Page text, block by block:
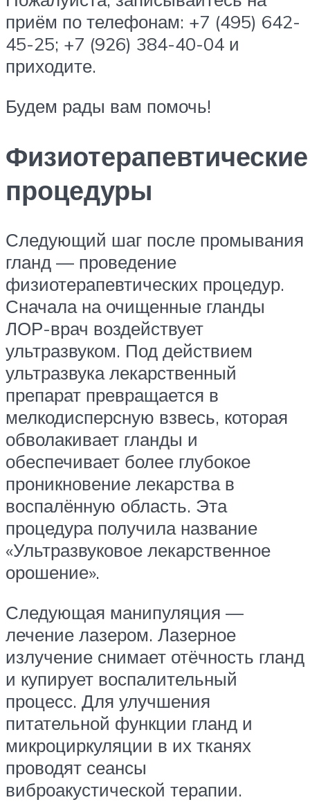
приём по телефонам: +7 (495) 642-
45-25; +7 (926) 384-40-04 и
приходите.
Будем рады вам помочь!
Физиотерапевтические
процедуры
Следующий шаг после промывания
гланд — проведение
физиотерапевтических процедур.
Сначала на очищенные гланды
ЛОР-врач воздействует
ультразвуком. Под действием
ультразвука лекарственный
препарат превращается в
мелкодисперсную взвесь, которая
обволакивает гланды и
обеспечивает более глубокое
проникновение лекарства в
воспалённую область. Эта
процедура получила название
«Ультразвуковое лекарственное
орошение».
Следующая манипуляция —
лечение лазером. Лазерное
излучение снимает отёчность гланд
и купирует воспалительный
процесс. Для улучшения
питательной функции гланд и
микроциркуляции в их тканях
проводят сеансы
виброакустической терапии.